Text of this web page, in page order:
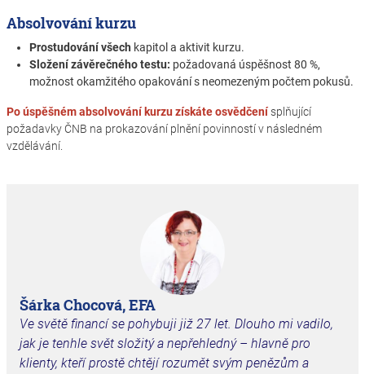
Absolvování kurzu
Prostudování všech kapitol a aktivit kurzu.
Složení závěrečného testu: požadovaná úspěšnost 80 %,
možnost okamžitého opakování s neomezeným počtem pokusů.
Po úspěšném absolvování kurzu získáte osvědčenísplňující
požadavky ČNB na prokazování plnění povinností v následném
vzdělávání.
Šárka Chocová, EFA
Ve světě financí se pohybuji již 27 let. Dlouho mi vadilo,
jak je tenhle svět složitý a nepřehledný – hlavně pro
klienty, kteří prostě chtějí rozumět svým penězům a